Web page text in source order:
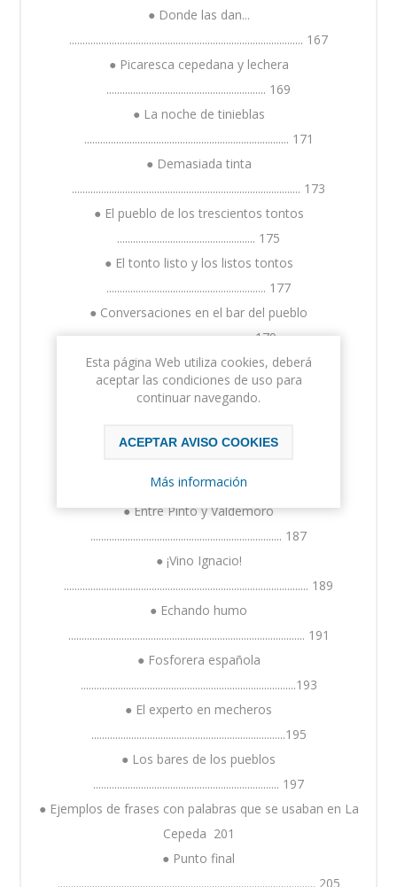
● Donde las dan...
........................................................................................ 167
● Picaresca cepedana y lechera
............................................................ 169
● La noche de tinieblas
............................................................................. 171
● Demasiada tinta
...................................................................................... 173
● El pueblo de los trescientos tontos
.................................................... 175
● El tonto listo y los listos tontos
............................................................ 177
● Conversaciones en el bar del pueblo
................................................. 179
● El tuerto de los...
...................................................................................... 181
................................................................................... 183
............................................................................................. 185
● Entre Pinto y Valdemoro
........................................................................ 187
● ¡Vino Ignacio!
............................................................................................ 189
● Echando humo
......................................................................................... 191
● Fosforera española
.................................................................................193
● El experto en mecheros
.........................................................................195
● Los bares de los pueblos
...................................................................... 197
● Ejemplos de frases con palabras que se usaban en La
Cepeda 201
● Punto final
................................................................................................. 205
Esta página Web utiliza cookies, deberá
aceptar las condiciones de uso para
continuar navegando.
ACEPTAR AVISO COOKIES
Más información